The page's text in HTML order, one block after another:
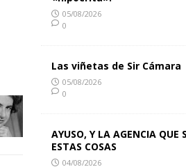
05/08/2026
0
Las viñetas de Sir Cámara
05/08/2026
0
AYUSO, Y LA AGENCIA QUE
ESTAS COSAS
04/08/2026